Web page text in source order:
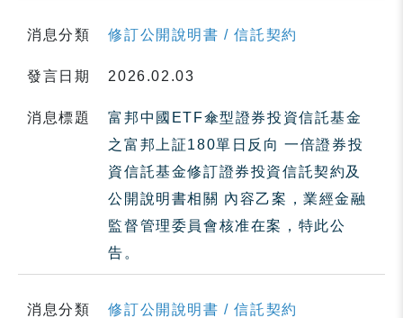
消息分類 修訂公開說明書 / 信託契約
發言日期 2026.02.03
消息標題
富邦中國ETF傘型證券投資信託基金
之富邦上証180單日反向 一倍證券投
資信託基金修訂證券投資信託契約及
公開說明書相關 內容乙案，業經金融
監督管理委員會核准在案，特此公
告。
消息分類 修訂公開說明書 / 信託契約